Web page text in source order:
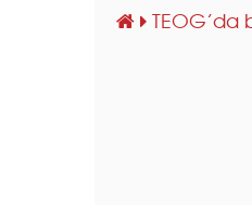
TEOG’da